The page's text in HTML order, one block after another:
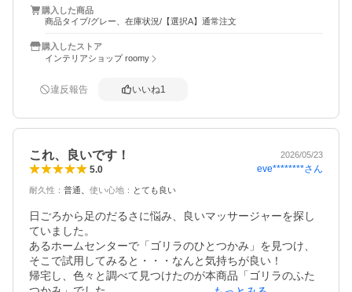
が、夜に使用すると次の日の足が重くない気がします。
まだ使用してからの日にちが浅いのと、むくみが酷過ぎる
ので、直ぐに効果が出ないと思うので気長に使用したいと
思います。
ので、もう一つ購入を考えています。
購入した商品
商品タイプ/グレー、在庫状況/【選択A】通常注文
購入したストア
インテリアショップ roomy
違反報告 いいね1
これ、良いです！ 2026/05/23
5.0 eve********さん
耐久性 ： 普通 使い心地 ： とても良い
日ごろから足のだるさに悩み、良いマッサージャーを探し
ていました。
あるホームセンターで「ゴリラのひとつかみ」を見つけ、
そこで試用してみると・・・なんと気持ちが良い！
帰宅し、色々と調べて見つけたのが本商品「ゴリラのふた